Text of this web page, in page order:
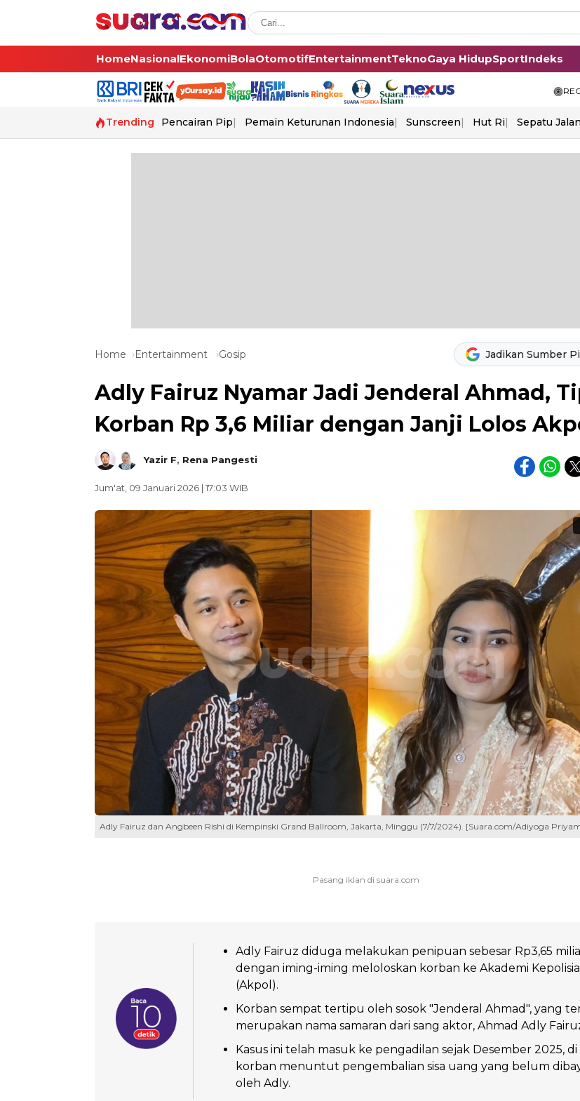
HomeNasionalEkonomiBolaOtomotifEntertainmentTeknoGaya HidupSportIndeks
Trending Pencairan Pip Pemain Keturunan Indonesia Sunscreen Hut Ri Sepatu Jalan
Home Entertainment Gosip Jadikan Sumber
Adly Fairuz Nyamar Jadi Jenderal Ahmad,
Korban Rp 3,6 Miliar dengan Janji Lolos
Yazir F, Rena Pangesti
Jum'at, 09 Januari 2026 | 17:03 WIB
Adly Fairuz dan Angbeen Rishi di Kempinski Grand Ballroom, Jakarta, Minggu (7/7/2024). [Suara.com/Adiyoga
Adly Fairuz diduga melakukan penipuan sebesar Rp3,65
dengan iming-iming meloloskan korban ke Akademi
(Akpol).
Korban sempat tertipu oleh sosok "Jenderal Ahmad", yang
merupakan nama samaran dari sang aktor, Ahmad Adly
Kasus ini telah masuk ke pengadilan sejak Desember 2025, di
korban menuntut pengembalian sisa uang yang belum
oleh Adly.